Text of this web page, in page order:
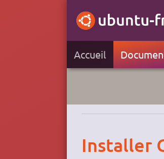
Accueil
Installer